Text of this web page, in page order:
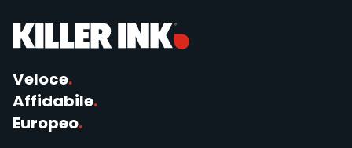
Veloce.
Affidabile.
Europeo.